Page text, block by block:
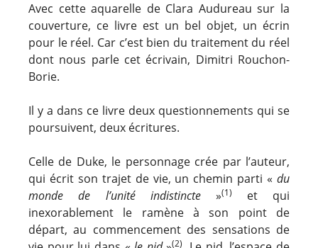
Avec cette aquarelle de Clara Audureau sur la
couverture, ce livre est un bel objet, un écrin
pour le réel. Car c’est bien du traitement du réel
dont nous parle cet écrivain, Dimitri Rouchon-
Borie.
Il y a dans ce livre deux questionnements qui se
poursuivent, deux écritures.
Celle de Duke, le personnage crée par l’auteur,
qui écrit son trajet de vie, un chemin parti « du
monde de l’unité indistincte »(1) et qui
inexorablement le ramène à son point de
départ, au commencement des sensations de
(2)